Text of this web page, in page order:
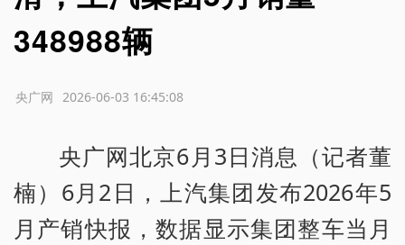
348988辆
2026-06-03 16:45:08
央广网
央广网北京6月3日消息（记者董
楠）6月2日，上汽集团发布2026年5
月产销快报，数据显示集团整车当月